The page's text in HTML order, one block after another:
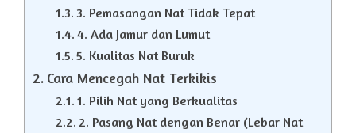
3. Pemasangan Nat Tidak Tepat
4. Ada Jamur dan Lumut
5. Kualitas Nat Buruk
Cara Mencegah Nat Terkikis
1. Pilih Nat yang Berkualitas
2. Pasang Nat dengan Benar (Lebar Nat